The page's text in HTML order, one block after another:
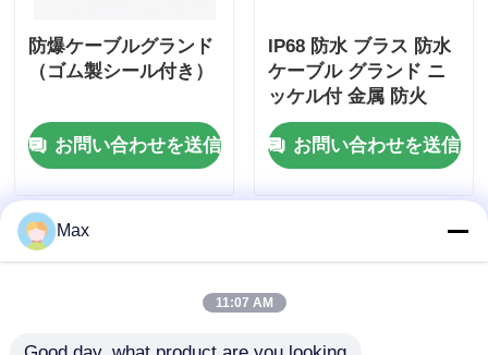
防爆ケーブルグランド
（ゴム製シール付き）
お問い合わせを送信
IP68 防水 ブラス 防水
ケーブル グランド ニ
ッケル付 金属 防火
お問い合わせを送信
Max
11:07 AM